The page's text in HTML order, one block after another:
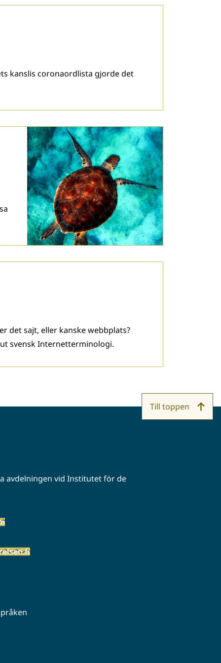
kanslis coronaordlista gjorde det
det sajt, eller kanske webbplats?
svensk Internetterminologi.
avdelningen vid Institutet för de
Till toppen